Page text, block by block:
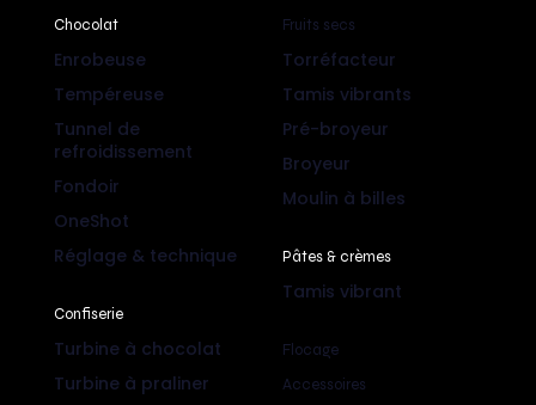
Chocolat
Enrobeuse
Tempéreuse
Tunnel de
refroidissement
Fondoir
OneShot
Réglage & technique
Confiserie
Turbine à chocolat
Turbine à praliner
Fruits secs
Torréfacteur
Tamis vibrants
Pré-broyeur
Broyeur
Moulin à billes
Pâtes & crèmes
Tamis vibrant
Flocage
Accessoires